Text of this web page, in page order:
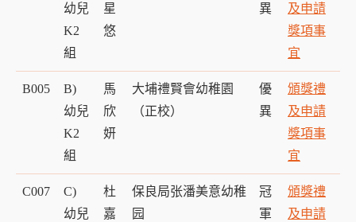
幼兒
K2
組
星
悠
異
及申請
獎項事
宜
B005
B)
幼兒
K2
組
馬
欣
妍
大埔禮賢會幼稚園
（正校）
優
異
頒獎禮
及申請
獎項事
宜
C007
C)
幼兒
杜
嘉
保良局张潘美意幼稚
园
冠
軍
頒獎禮
及申請